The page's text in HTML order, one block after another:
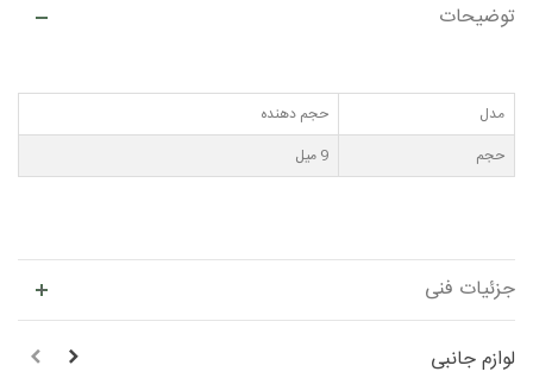
توضیحات
مدل
حجم دهنده
حجم
9 میل
جزئیات فنی
لوازم جانبی